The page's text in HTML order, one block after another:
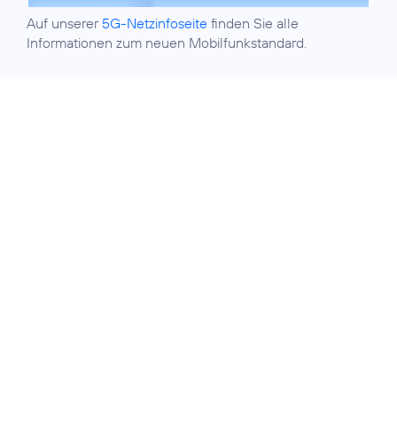
Auf unserer 5G-Netzinfoseite finden Sie alle
Informationen zum neuen Mobilfunkstandard.